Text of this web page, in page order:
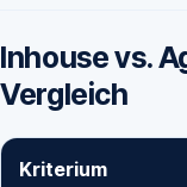
Inhouse vs.
Vergleich
Kriterium